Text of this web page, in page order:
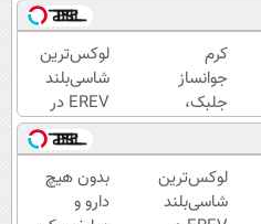
کرم
جوانساز
جلبک،
هدیه
طبیعت به
شما(خرید
با تخفیف
لوکس‌ترین
شاسی‌بلند
EREV در
ایران،
توسط نیکا
موتور
رونمایی
لوکس‌ترین
شاسی‌بلند
بدون هیچ
دارو و